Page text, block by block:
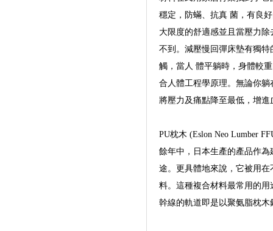
穩定，防蟎、抗真 菌，有良
大限度的舒適感並且當壓力
不到。減壓慢回彈床墊有獨
觸，當人 體平躺時，身體較
合人體工程學原理。無論你躺
將壓力及痛點降至最低，增
PU枕木 (Eslon Neo Lumber
餘年中，日本生產的產品作
途。更具體地來說，它被用
料。這種複合材料最常用的
幹線的軌道即是以聚氨脂枕